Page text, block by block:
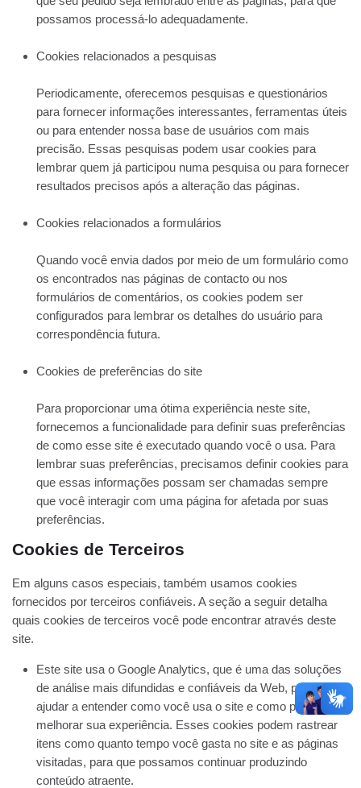
possamos processá-lo adequadamente.
Cookies relacionados a pesquisas
Periodicamente, oferecemos pesquisas e questionários
para fornecer informações interessantes, ferramentas úteis
ou para entender nossa base de usuários com mais
precisão. Essas pesquisas podem usar cookies para
lembrar quem já participou numa pesquisa ou para fornecer
resultados precisos após a alteração das páginas.
Cookies relacionados a formulários
Quando você envia dados por meio de um formulário como
os encontrados nas páginas de contacto ou nos
formulários de comentários, os cookies podem ser
configurados para lembrar os detalhes do usuário para
correspondência futura.
Cookies de preferências do site
Para proporcionar uma ótima experiência neste site,
fornecemos a funcionalidade para definir suas preferências
de como esse site é executado quando você o usa. Para
lembrar suas preferências, precisamos definir cookies para
que essas informações possam ser chamadas sempre
que você interagir com uma página for afetada por suas
preferências.
Cookies de Terceiros
Em alguns casos especiais, também usamos cookies
fornecidos por terceiros confiáveis. A seção a seguir detalha
quais cookies de terceiros você pode encontrar através deste
site.
Este site usa o Google Analytics, que é uma das soluções
de análise mais difundidas e confiáveis ​​da Web, para nos
ajudar a entender como você usa o site e como podemos
melhorar sua experiência. Esses cookies podem rastrear
itens como quanto tempo você gasta no site e as páginas
visitadas, para que possamos continuar produzindo
conteúdo atraente.